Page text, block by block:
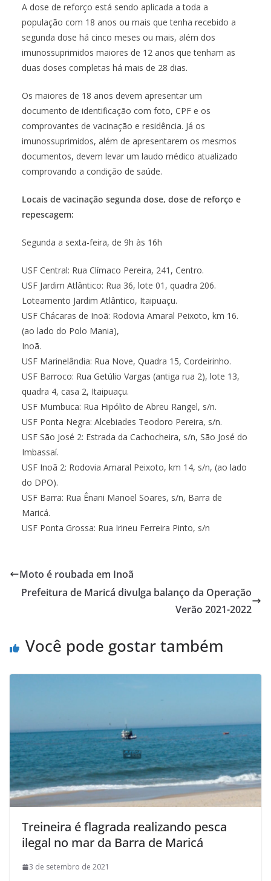
A dose de reforço está sendo aplicada a toda a
população com 18 anos ou mais que tenha recebido a
segunda dose há cinco meses ou mais, além dos
imunossuprimidos maiores de 12 anos que tenham as
duas doses completas há mais de 28 dias.
Os maiores de 18 anos devem apresentar um
documento de identificação com foto, CPF e os
comprovantes de vacinação e residência. Já os
imunossuprimidos, além de apresentarem os mesmos
documentos, devem levar um laudo médico atualizado
comprovando a condição de saúde.
Locais de vacinação segunda dose, dose de reforço e
repescagem:
Segunda a sexta-feira, de 9h às 16h
USF Central: Rua Clímaco Pereira, 241, Centro.
USF Jardim Atlântico: Rua 36, lote 01, quadra 206.
Loteamento Jardim Atlântico, Itaipuaçu.
USF Chácaras de Inoã: Rodovia Amaral Peixoto, km 16.
(ao lado do Polo Mania),
Inoã.
USF Marinelândia: Rua Nove, Quadra 15, Cordeirinho.
USF Barroco: Rua Getúlio Vargas (antiga rua 2), lote 13,
quadra 4, casa 2, Itaipuaçu.
USF Mumbuca: Rua Hipólito de Abreu Rangel, s/n.
USF Ponta Negra: Alcebiades Teodoro Pereira, s/n.
USF São José 2: Estrada da Cachocheira, s/n, São José do
Imbassaí.
USF Inoã 2: Rodovia Amaral Peixoto, km 14, s/n, (ao lado
do DPO).
USF Barra: Rua Ênani Manoel Soares, s/n, Barra de
Maricá.
USF Ponta Grossa: Rua Irineu Ferreira Pinto, s/n
Moto é roubada em Inoã
Prefeitura de Maricá divulga balanço da Operação
Verão 2021-2022
Você pode gostar também
Treineira é flagrada realizando pesca
ilegal no mar da Barra de Maricá
3 de setembro de 2021